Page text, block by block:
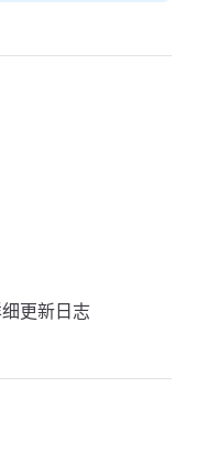
更新日志